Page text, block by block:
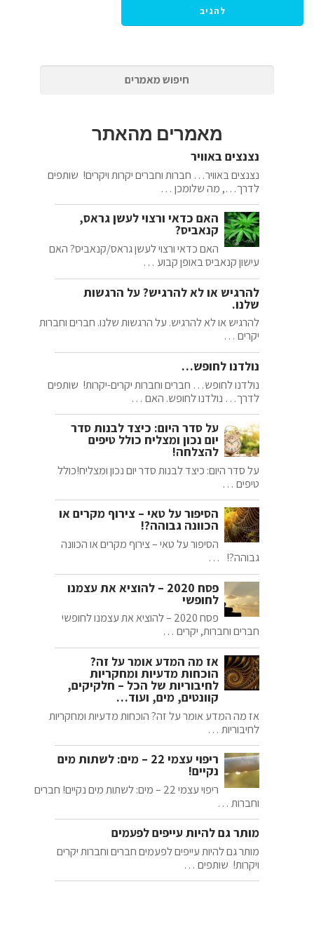
מאמרים מהאתר
נצנצים באוויר
נצנצים באוויר… חברות וחברים יקרות ויקרים! שותפים
לדרך…, מה שלומכן …
האם כדאי ורצוי לעשן גראס,
קנאביס?
האם כדאי ורצוי לעשן גראס/קנאביס? האם
עישון קנאביס באופן קבוע …
להרגיש או לא להרגיש? על הרגשות
שלנו.
להרגיש או לא להרגיש. על הרגשות שלנו. חברים וחברות
יקרים …
נולדנו לחופש…
נולדנו לחופש… חברים וחברות יקרים-יקרות! שותפים
לדרך… נולדנו לחופש. האם …
על סדר היום: כיצד לבנות סדר
יום נכון ומצליח כולל טיפים
להצלחה!
על סדר היום: כיצד לבנות סדר יום נכון ומצליח!כולל
טיפים …
הסיפור על טאי – צירוף מקרים או
הכוונה גבוהה?!
הסיפור על טאי – צירוף מקרים או הכוונה
גבוהה?! …
פסח 2020 – להוציא את עצמנו
לחופשי
פסח 2020 – להוציא את עצמנו לחופשי
חברים וחברות, יקרים …
אז מה המדע אומר על זה?
הוכחות מדעיות ומחקריות
לחיבוריות של הכל – חלקיקים,
קוונטים, מים, ועוד…
אז מה המדע אומר על זה? הוכחות מדעיות ומחקריות
לחיבוריות …
ריפוי עצמי 22 – מים: לשתות מים
נקיים!
ריפוי עצמי 22 – מים: לשתות מים נקיים! חברים
וחברות …
מותר גם להיות עייפים לפעמים
מותר גם להיות עייפים לפעמים חברים וחברות יקרים
ויקרות! שותפים …